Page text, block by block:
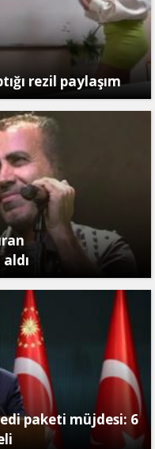
rezil paylaşım
paketi müjdesi: 6